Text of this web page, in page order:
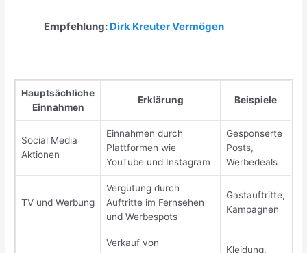
Empfehlung: Dirk Kreuter Vermögen
Hauptsächliche
Einnahmen
Erklärung Beispiele
Social Media
Aktionen
Einnahmen durch
Plattformen wie
YouTube und Instagram
Gesponserte
Posts,
Werbedeals
TV und Werbung
Vergütung durch
Auftritte im Fernsehen
und Werbespots
Gastauftritte,
Kampagnen
Verkauf von
Kleidung,